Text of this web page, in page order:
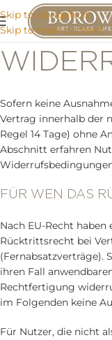
Skip to navigation
Skip to main content
Sofern keine
Vertrag innerhalb der
Regel 14 Tage) ohne
Abschnitt erfahren
FÜR WEN DAS
Nach EU-Recht
Rücktrittsrecht bei
(Fernabsatzverträge).
ihren Fall
Rechtfertigung
im Folgenden keine
Für Nutzer, die nicht